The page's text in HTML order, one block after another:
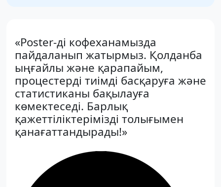
«Poster-ді кофеханамызда
пайдаланып жатырмыз. Қолданба
ыңғайлы және қарапайым,
процестерді тиімді басқаруға және
статистиканы бақылауға
көмектеседі. Барлық
қажеттіліктерімізді толығымен
қанағаттандырады!»